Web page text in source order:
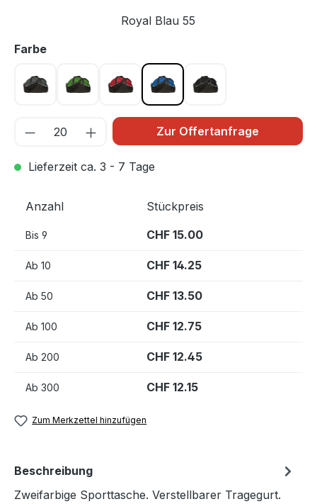
Royal Blau 55
Farbeauswählen
Anthrazit 96Apfelgrün 605
Rot 35 Royal Blau 55Schwarz 99
Zur Offertanfrage
Lieferzeit ca. 3 - 7 Tage
Anzahl Stückpreis
Bis 9 CHF 15.00
Ab 10 CHF 14.25
Ab 50 CHF 13.50
Ab 100 CHF 12.75
Ab 200 CHF 12.45
Ab 300 CHF 12.15
Zum Merkzettel hinzufügen
Beschreibung
Zweifarbige Sporttasche. Verstellbarer Tragegurt.